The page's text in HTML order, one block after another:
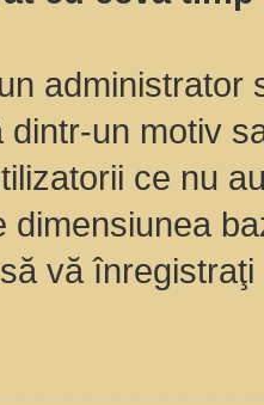
dintr-un motiv
ce nu
dimensiunea
vă